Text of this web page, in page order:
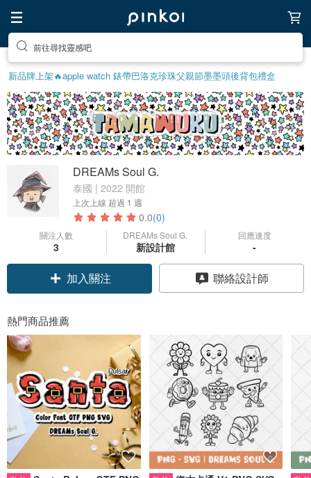
前往尋找靈感吧
新品牌上架🔥apple watch 錶帶巴洛克珍珠父親節墨墨頭後背包禮盒
DREAMs Soul G.
泰國 | 2022 開館
上次上線 超過 1 週
0.0(0)
關注人數
3
DREAMs Soul G.
新設計館
回應速度
-
加入關注 聯絡設計師
熱門商品推薦